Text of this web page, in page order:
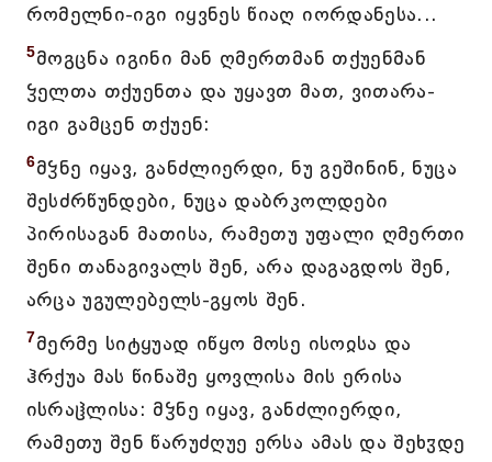
რომელნი-იგი იყვნეს წიაღ იორდანესა...
5მოგცნა იგინი მან ღმერთმან თქუენმან
ჴელთა თქუენთა და უყავთ მათ, ვითარა-
იგი გამცენ თქუენ:
6მჴნე იყავ, განძლიერდი, ნუ გეშინინ, ნუცა
შესძრწუნდები, ნუცა დაბრკოლდები
პირისაგან მათისა, რამეთუ უფალი ღმერთი
შენი თანაგივალს შენ, არა დაგაგდოს შენ,
არცა უგულებელს-გყოს შენ.
7მერმე სიტყუად იწყო მოსე ისოჲსა და
ჰრქუა მას წინაშე ყოვლისა მის ერისა
ისრაჱლისა: მჴნე იყავ, განძლიერდი,
რამეთუ შენ წარუძღუე ერსა ამას და შეხჳდე